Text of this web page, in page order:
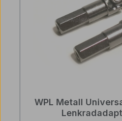
WPL Metall